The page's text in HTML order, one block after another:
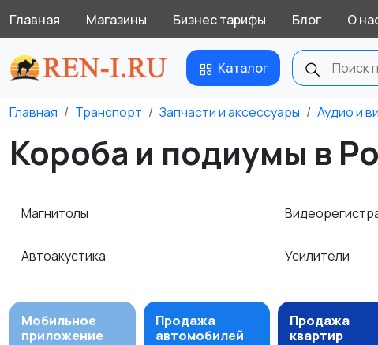
Главная Магазины Бизнес тарифы Блог О
Каталог
Главная Транспорт Запчасти и аксессуары Аудио и
Короба и подиумы в
Магнитолы
Автоакустика Усилители
Мобильное
приложение
Продажа
автомобилей
Продажа
квартир